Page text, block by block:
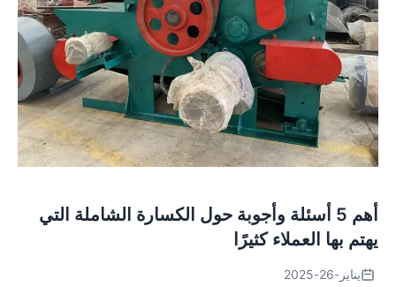
أهم 5 أسئلة وأجوبة حول الكسارة الشاملة التي
يهتم بها العملاء كثيرًا
يناير-26-2025